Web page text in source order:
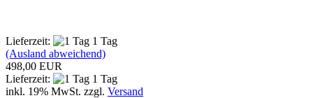
Lieferzeit:
1 Tag
(Ausland abweichend)
498,00 EUR
Lieferzeit:
1 Tag
inkl. 19% MwSt. zzgl. Versand